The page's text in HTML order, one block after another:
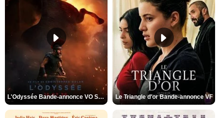
L'Odyssée Bande-annonce VO STFR Le Triangle d'or Bande-annonce VF